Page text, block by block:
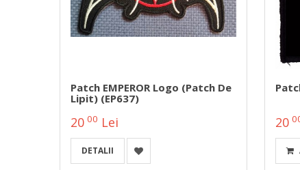
Patch EMPEROR Logo (patch De
Lipit) (EP637)
20 00 Lei
DETALII
20